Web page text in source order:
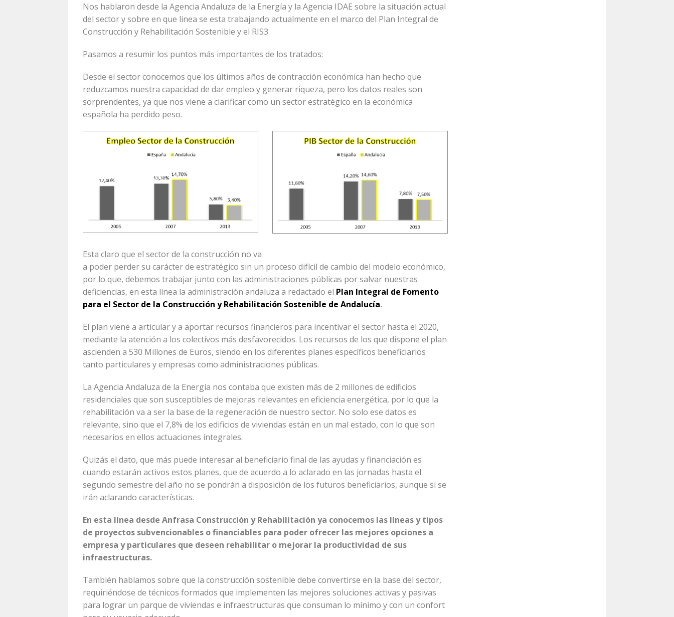
Nos hablaron desde la Agencia Andaluza de la Energía y la Agencia IDAE sobre la situación actual
del sector y sobre en que linea se esta trabajando actualmente en el marco del Plan Integral de
Construcción y Rehabilitación Sostenible y el RIS3
Pasamos a resumir los puntos más importantes de los tratados:
Desde el sector conocemos que los últimos años de contracción económica han hecho que
reduzcamos nuestra capacidad de dar empleo y generar riqueza, pero los datos reales son
sorprendentes, ya que nos viene a clarificar como un sector estratégico en la económica
española ha perdido peso.
Esta claro que el sector de la construcción no va
a poder perder su carácter de estratégico sin un proceso difícil de cambio del modelo económico,
por lo que, debemos trabajar junto con las administraciones públicas por salvar nuestras
deficiencias, en esta línea la administración andaluza a redactado el Plan Integral de Fomento
para el Sector de la Construcción y Rehabilitación Sostenible de Andalucía.
El plan viene a articular y a aportar recursos financieros para incentivar el sector hasta el 2020,
mediante la atención a los colectivos más desfavorecidos. Los recursos de los que dispone el plan
ascienden a 530 Millones de Euros, siendo en los diferentes planes específicos beneficiarios
tanto particulares y empresas como administraciones públicas.
La Agencia Andaluza de la Energía nos contaba que existen más de 2 millones de edificios
residenciales que son susceptibles de mejoras relevantes en eficiencia energética, por lo que la
rehabilitación va a ser la base de la regeneración de nuestro sector. No solo ese datos es
relevante, sino que el 7,8% de los edificios de viviendas están en un mal estado, con lo que son
necesarios en ellos actuaciones integrales.
Quizás el dato, que más puede interesar al beneficiario final de las ayudas y financiación es
cuando estarán activos estos planes, que de acuerdo a lo aclarado en las jornadas hasta el
segundo semestre del año no se pondrán a disposición de los futuros beneficiarios, aunque si se
irán aclarando características.
En esta línea desde Anfrasa Construcción y Rehabilitación ya conocemos las líneas y tipos
de proyectos subvencionables o financiables para poder ofrecer las mejores opciones a
empresa y particulares que deseen rehabilitar o mejorar la productividad de sus
infraestructuras.
También hablamos sobre que la construcción sostenible debe convertirse en la base del sector,
requiriéndose de técnicos formados que implementen las mejores soluciones activas y pasivas
para lograr un parque de viviendas e infraestructuras que consuman lo mínimo y con un confort